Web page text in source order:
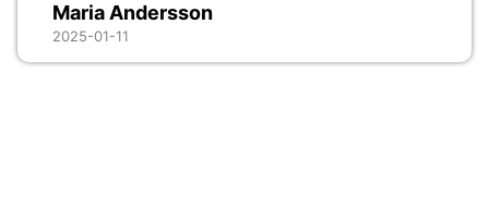
Maria Andersson
2025-01-11